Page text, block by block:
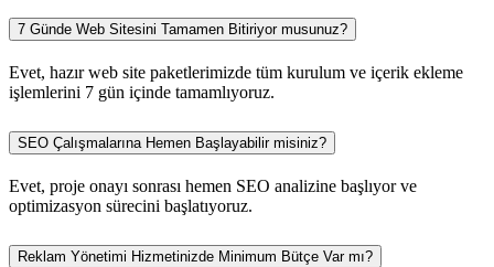
7 Günde Web Sitesini Tamamen Bitiriyor musunuz?
Evet, hazır web site paketlerimizde tüm kurulum ve içerik ekleme
işlemlerini 7 gün içinde tamamlıyoruz.
SEO Çalışmalarına Hemen Başlayabilir misiniz?
Evet, proje onayı sonrası hemen SEO analizine başlıyor ve
optimizasyon sürecini başlatıyoruz.
Reklam Yönetimi Hizmetinizde Minimum Bütçe Var mı?